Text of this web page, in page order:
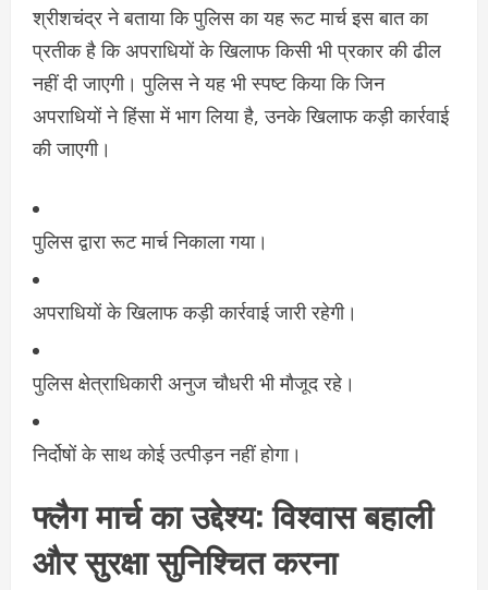
श्रीशचंद्र ने बताया कि पुलिस का यह रूट मार्च इस बात का
प्रतीक है कि अपराधियों के खिलाफ किसी भी प्रकार की ढील
नहीं दी जाएगी। पुलिस ने यह भी स्पष्ट किया कि जिन
अपराधियों ने हिंसा में भाग लिया है, उनके खिलाफ कड़ी कार्रवाई
की जाएगी।
पुलिस द्वारा रूट मार्च निकाला गया।
अपराधियों के खिलाफ कड़ी कार्रवाई जारी रहेगी।
पुलिस क्षेत्राधिकारी अनुज चौधरी भी मौजूद रहे।
निर्दोषों के साथ कोई उत्पीड़न नहीं होगा।
फ्लैग मार्च का उद्देश्य: विश्वास बहाली
और सुरक्षा सुनिश्चित करना